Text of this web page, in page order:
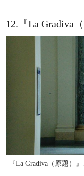
12.『La Gradiva
『La Gradiva（原題）